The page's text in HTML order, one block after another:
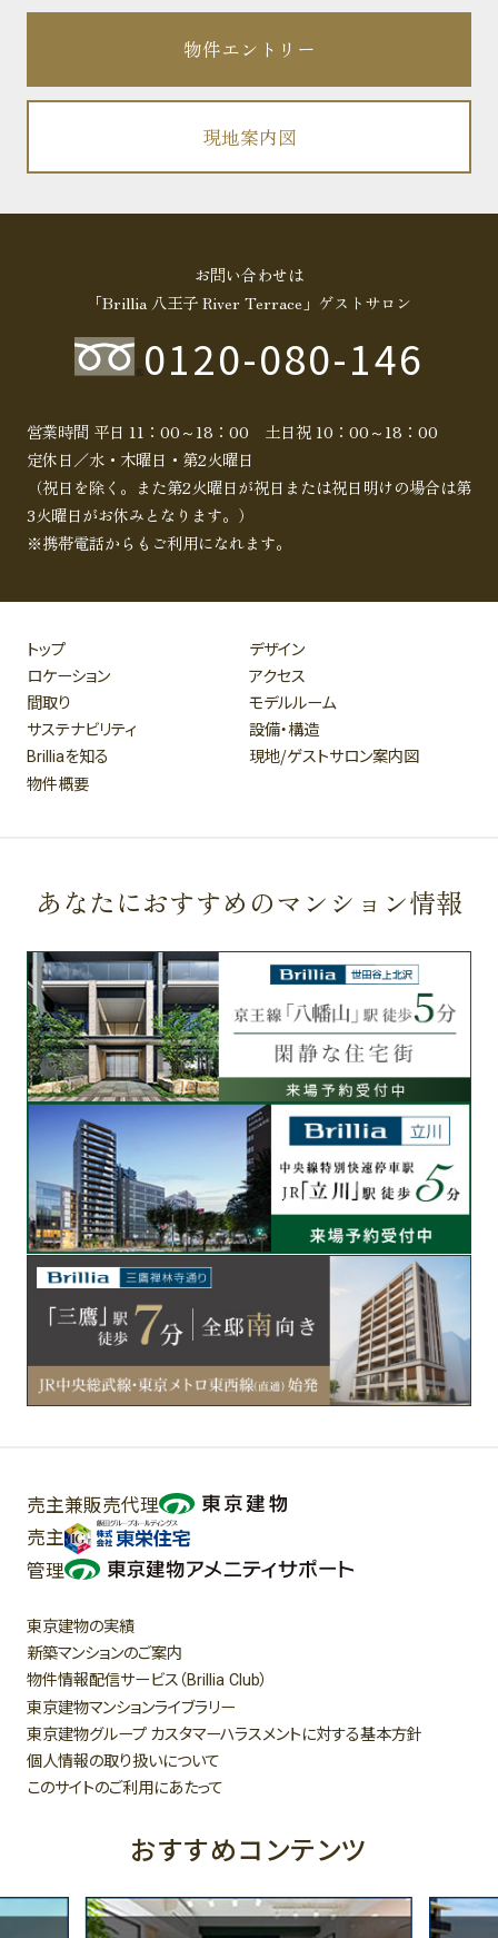
物件エントリー
現地案内図
お問い合わせは
「Brillia 八王子 River Terrace」ゲストサロン
0120-080-146
営業時間 平日 11：00～18：00 土日祝 10：00～18：00
定休日／水・木曜日・第2火曜日
（祝日を除く。また第2火曜日が祝日または祝日明けの場合は第
3火曜日がお休みとなります。）
※携帯電話からもご利用になれます。
トップ
デザイン
ロケーション
アクセス
間取り
モデルルーム
サステナビリティ
設備・構造
Brilliaを知る
現地/ゲストサロン案内図
物件概要
あなたにおすすめのマンション情報
売主兼販売代理
売主
管理
東京建物の実績
新築マンションのご案内
物件情報配信サービス（Brillia Club）
東京建物マンションライブラリー
東京建物グループ カスタマーハラスメントに対する基本方針
個人情報の取り扱いについて
このサイトのご利用にあたって
おすすめコンテンツ